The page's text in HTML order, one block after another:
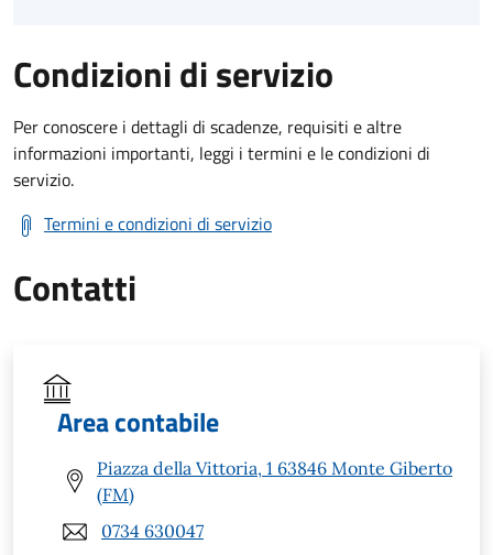
Condizioni di servizio
Per conoscere i dettagli di scadenze, requisiti e altre
informazioni importanti, leggi i termini e le condizioni di
servizio.
Termini e condizioni di servizio
Contatti
Area contabile
Piazza della Vittoria, 1 63846 Monte Giberto
(FM)
0734 630047